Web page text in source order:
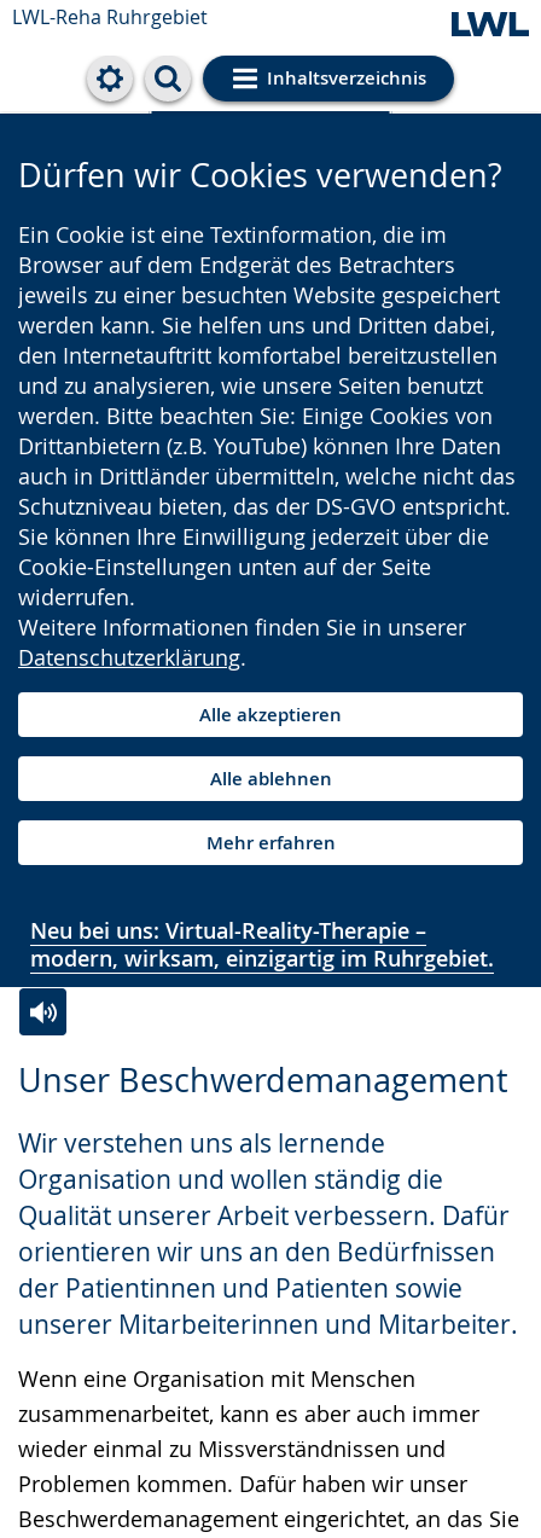
LWL-Reha Ruhrgebiet
Inhaltsverzeichnis
Cookie-Einstellungen
Dürfen wir Cookies verwenden?
Ein Cookie ist eine Textinformation, die im
Browser auf dem Endgerät des Betrachters
jeweils zu einer besuchten Website gespeichert
werden kann. Sie helfen uns und Dritten dabei,
den Internetauftritt komfortabel bereitzustellen
und zu analysieren, wie unsere Seiten benutzt
werden. Bitte beachten Sie: Einige Cookies von
Drittanbietern (z.B. YouTube) können Ihre Daten
auch in Drittländer übermitteln, welche nicht das
Schutzniveau bieten, das der DS-GVO entspricht.
Sie können Ihre Einwilligung jederzeit über die
Cookie-Einstellungen unten auf der Seite
widerrufen.
Weitere Informationen finden Sie in unserer
Datenschutzerklärung.
Alle akzeptieren
Alle ablehnen
Mehr erfahren
Neu bei uns: Virtual-Reality-Therapie –
modern, wirksam, einzigartig im Ruhrgebiet.
Unser Beschwerdemanagement
Wir verstehen uns als lernende
Organisation und wollen ständig die
Qualität unserer Arbeit verbessern. Dafür
orientieren wir uns an den Bedürfnissen
der Patientinnen und Patienten sowie
unserer Mitarbeiterinnen und Mitarbeiter.
Wenn eine Organisation mit Menschen
zusammenarbeitet, kann es aber auch immer
wieder einmal zu Missverständnissen und
Problemen kommen. Dafür haben wir unser
Beschwerdemanagement eingerichtet, an das Sie
Leichten
wechseln.
Audio-
Video
Deutscher
Gebärdensprache
wird
angezeigt.